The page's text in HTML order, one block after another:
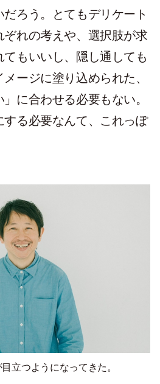
ろう。とてもデリケート
れの考えや、選択肢が求
もいいし、隠し通しても
ージに塗り込められた、
に合わせる必要もない。
する必要なんて、これっぽ
立つようになってきた。